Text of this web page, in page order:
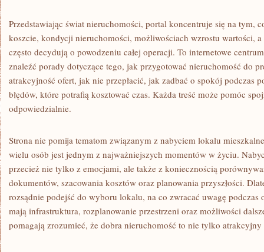
Przedstawiając świat nieruchomości, portal koncentruje się na tym,
koszcie, kondycji nieruchomości, możliwościach wzrostu wartości,
często decydują o powodzeniu całej operacji. To internetowe
znaleźć porady dotyczące tego, jak przygotować nieruchomość do
atrakcyjność ofert, jak nie przepłacić, jak zadbać o spokój podczas
błędów, które potrafią kosztować czas. Każda treść może pomóc
odpowiedzialnie.
Strona nie pomija tematom związanym z nabyciem lokalu
wielu osób jest jednym z najważniejszych momentów w życiu.
przecież nie tylko z emocjami, ale także z koniecznością
dokumentów, szacowania kosztów oraz planowania przyszłości.
rozsądnie podejść do wyboru lokalu, na co zwracać uwagę podczas
mają infrastruktura, rozplanowanie przestrzeni oraz możliwości
pomagają zrozumieć, że dobra nieruchomość to nie tylko